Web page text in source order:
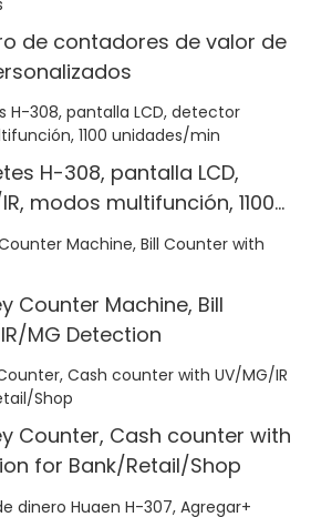
de contadores de valor de
H-308, pantalla LCD,
modos multifunción, 1100
Counter Machine, Bill
MG Detection
Counter, Cash counter with
for Bank/Retail/Shop